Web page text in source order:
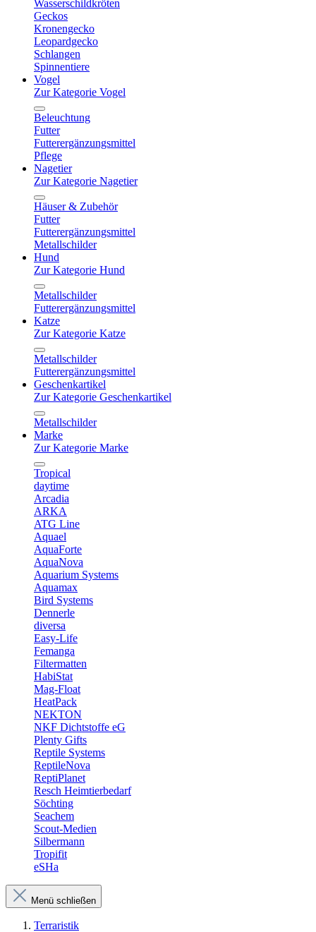
Wasserschildkröten
Geckos
Kronengecko
Leopardgecko
Schlangen
Spinnentiere
Vogel
Zur Kategorie Vogel
Beleuchtung
Futter
Futterergänzungsmittel
Pflege
Nagetier
Zur Kategorie Nagetier
Häuser & Zubehör
Futter
Futterergänzungsmittel
Metallschilder
Hund
Zur Kategorie Hund
Metallschilder
Futterergänzungsmittel
Katze
Zur Kategorie Katze
Metallschilder
Futterergänzungsmittel
Geschenkartikel
Zur Kategorie Geschenkartikel
Metallschilder
Marke
Zur Kategorie Marke
Tropical
daytime
Arcadia
ARKA
ATG Line
Aquael
AquaForte
AquaNova
Aquarium Systems
Aquamax
Bird Systems
Dennerle
diversa
Easy-Life
Femanga
Filtermatten
HabiStat
Mag-Float
HeatPack
NEKTON
NKF Dichtstoffe eG
Plenty Gifts
Reptile Systems
ReptileNova
ReptiPlanet
Resch Heimtierbedarf
Söchting
Seachem
Scout-Medien
Silbermann
Tropifit
eSHa
Menü schließen
Terraristik